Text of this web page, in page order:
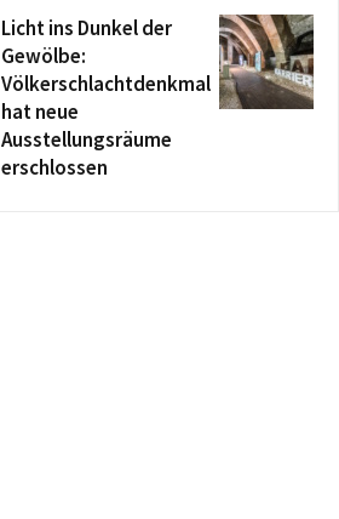
Licht ins Dunkel der
Gewölbe:
Völkerschlachtdenkmal
hat neue
Ausstellungsräume
erschlossen